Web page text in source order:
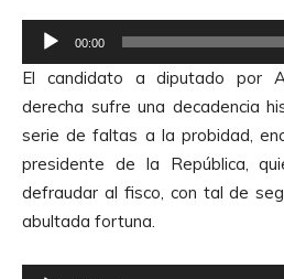
u
i
o
e
p
r
o
d
u
c
t
00:00
El candidato a diputado por
derecha sufre una decadencia
serie de faltas a la probidad,
presidente de la República,
defraudar al fisco, con tal de
abultada fortuna.